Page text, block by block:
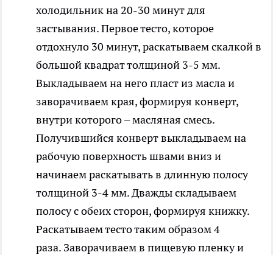
холодильник на 20-30 минут для
застывания. Первое тесто, которое
отдохнуло 30 минут, раскатываем скалкой в
большой квадрат толщиной 3-5 мм.
Выкладываем на него пласт из масла и
заворачиваем края, формируя конверт,
внутри которого – масляная смесь.
Получившийся конверт выкладываем на
рабочую поверхность швами вниз и
начинаем раскатывать в длинную полосу
толщиной 3-4 мм. Дважды складываем
полосу с обеих сторон, формируя книжку.
Раскатываем тесто таким образом 4
раза. Заворачиваем в пищевую пленку и